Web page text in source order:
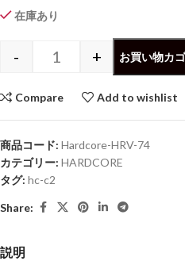
在庫あり
- + お買い物カ
Compare Add to wishlist
商品コード: Hardcore-HRV-74
カテゴリー: HARDCORE
タグ: hc-c2
Share:
説明